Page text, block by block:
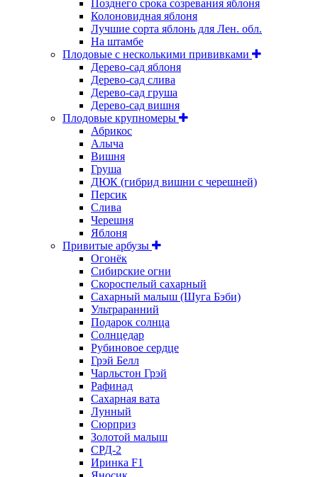
Позднего срока созревания яблоня
Колоновидная яблоня
Лучшие сорта яблонь для Лен. обл.
На штамбе
Плодовые с несколькими прививками
Дерево-сад яблоня
Дерево-сад слива
Дерево-сад груша
Дерево-сад вишня
Плодовые крупномеры
Абрикос
Алыча
Вишня
Груша
ДЮК (гибрид вишни с черешней)
Персик
Слива
Черешня
Яблоня
Привитые арбузы
Огонёк
Сибирские огни
Скороспелый сахарный
Сахарный малыш (Шуга Бэби)
Ультраранний
Подарок солнца
Солнцедар
Рубиновое сердце
Грэй Белл
Чарльстон Грэй
Рафинад
Сахарная вата
Лунный
Сюрприз
Золотой малыш
СРД-2
Иринка F1